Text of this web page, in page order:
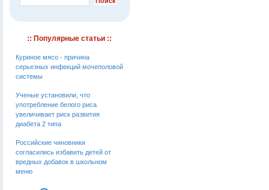
:: Популярные статьи ::
Куриное мясо - причина
серьезных инфекций мочеполовой
системы
Ученые установили, что
употребление белого риса
увеличивает риск развития
диабета 2 типа
Российские чиновники
согласились избавить детей от
вредных добавок в школьном
меню